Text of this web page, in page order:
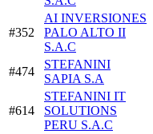
#352
AI INVERSIONES
PALO ALTO II
S.A.C
#474
STEFANINI
SAPIA S.A
#614
STEFANINI IT
SOLUTIONS
PERU S.A.C